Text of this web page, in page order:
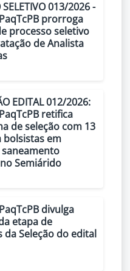
SELETIVO 013/2026 -
prorroga
processo seletivo
de Analista
EDITAL 012/2026:
retifica
de seleção com 13
bolsistas em
Semiárido
divulga
etapa de
da Seleção do edital